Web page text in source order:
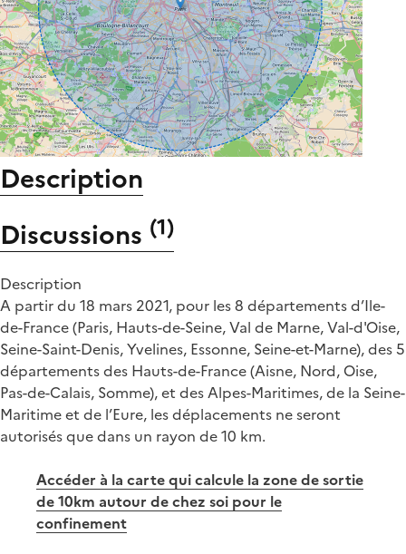
Description
Discussions (1)
Description
A partir du 18 mars 2021, pour les 8 départements d’Ile-
de-France (Paris, Hauts-de-Seine, Val de Marne, Val-d'Oise,
Seine-Saint-Denis, Yvelines, Essonne, Seine-et-Marne), des 5
départements des Hauts-de-France (Aisne, Nord, Oise,
Pas-de-Calais, Somme), et des Alpes-Maritimes, de la Seine-
Maritime et de l’Eure, les déplacements ne seront
autorisés que dans un rayon de 10 km.
Accéder à la carte qui calcule la zone de sortie
de 10km autour de chez soi pour le
confinement